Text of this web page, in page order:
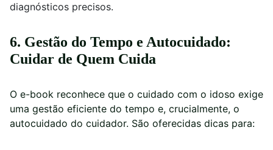
diagnósticos precisos.
6. Gestão do Tempo e Autocuidado:
Cuidar de Quem Cuida
O e-book reconhece que o cuidado com o idoso exige
uma gestão eficiente do tempo e, crucialmente, o
autocuidado do cuidador. São oferecidas dicas para: